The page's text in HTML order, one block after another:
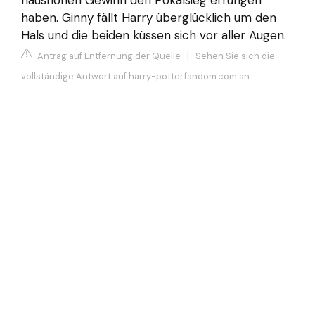
haben. Ginny fällt Harry überglücklich um den
Hals und die beiden küssen sich vor aller Augen.
Antrag auf Entfernung der Quelle | Sehen Sie sich die
vollständige Antwort auf harry-potter.fandom.com an